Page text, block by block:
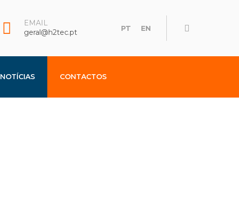
EMAIL
geral@h2tec.pt
PT EN
NOTÍCIAS CONTACTOS